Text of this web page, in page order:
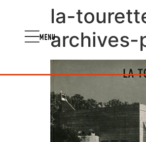
MENU
la-
archives-